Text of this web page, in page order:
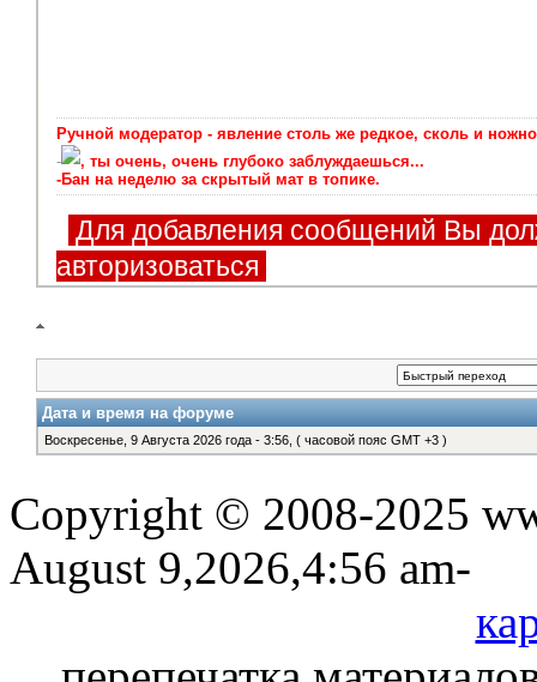
Ручной модератор - явление столь же редкое, сколь и
-
, ты очень, очень глубоко заблуждаешься...
-Бан на неделю за скрытый мат в топике.
Для добавления сообщений Вы
авторизоваться
Дата и время на форуме
Воскресенье, 9 Августа 2026 года - 3:56, ( часовой пояс GMT +3 )
Copyright © 2008-2025
August 9,2026,4:56 am-